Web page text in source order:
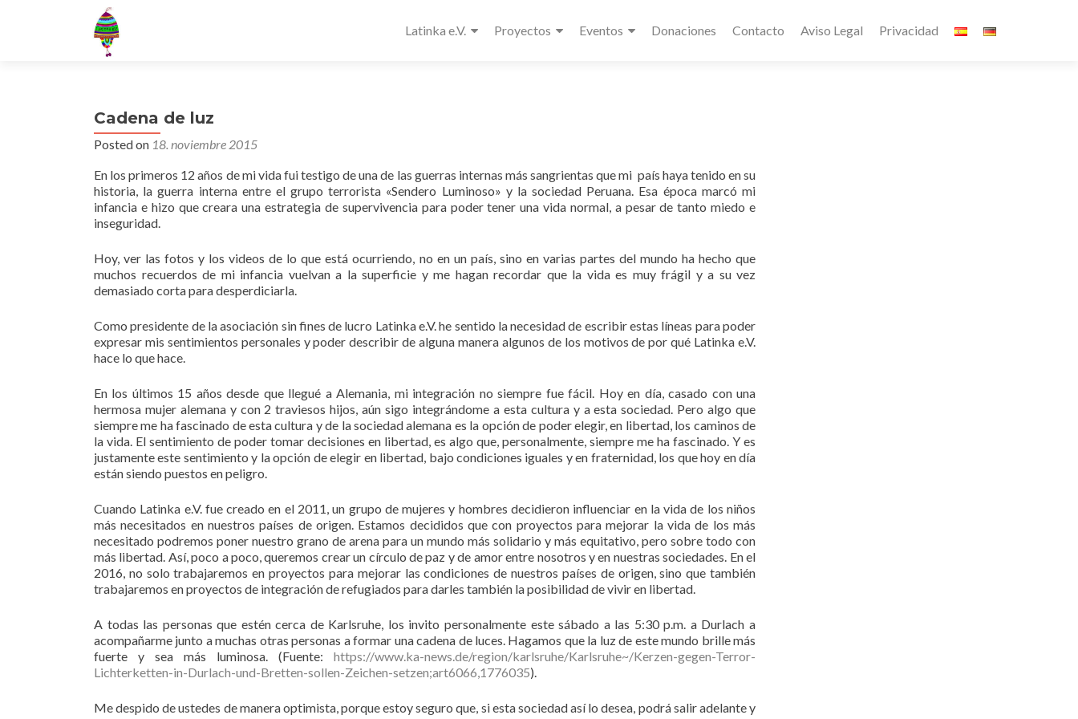
Latinka e.V. Proyectos Eventos Donaciones Contacto Aviso Legal Privacidad
Cadena de luz
Posted on 18. noviembre 2015
En los primeros 12 años de mi vida fui testigo de una de las guerras internas más sangrientas que mi país haya tenido en su
historia, la guerra interna entre el grupo terrorista «Sendero Luminoso» y la sociedad Peruana. Esa época marcó mi
infancia e hizo que creara una estrategia de supervivencia para poder tener una vida normal, a pesar de tanto miedo e
inseguridad.
Hoy, ver las fotos y los videos de lo que está ocurriendo, no en un país, sino en varias partes del mundo ha hecho que
muchos recuerdos de mi infancia vuelvan a la superficie y me hagan recordar que la vida es muy frágil y a su vez
demasiado corta para desperdiciarla.
Como presidente de la asociación sin fines de lucro Latinka e.V. he sentido la necesidad de escribir estas líneas para poder
expresar mis sentimientos personales y poder describir de alguna manera algunos de los motivos de por qué Latinka e.V.
hace lo que hace.
En los últimos 15 años desde que llegué a Alemania, mi integración no siempre fue fácil. Hoy en día, casado con una
hermosa mujer alemana y con 2 traviesos hijos, aún sigo integrándome a esta cultura y a esta sociedad. Pero algo que
siempre me ha fascinado de esta cultura y de la sociedad alemana es la opción de poder elegir, en libertad, los caminos de
la vida. El sentimiento de poder tomar decisiones en libertad, es algo que, personalmente, siempre me ha fascinado. Y es
justamente este sentimiento y la opción de elegir en libertad, bajo condiciones iguales y en fraternidad, los que hoy en día
están siendo puestos en peligro.
Cuando Latinka e.V. fue creado en el 2011, un grupo de mujeres y hombres decidieron influenciar en la vida de los niños
más necesitados en nuestros países de origen. Estamos decididos que con proyectos para mejorar la vida de los más
necesitado podremos poner nuestro grano de arena para un mundo más solidario y más equitativo, pero sobre todo con
más libertad. Así, poco a poco, queremos crear un círculo de paz y de amor entre nosotros y en nuestras sociedades. En el
2016, no solo trabajaremos en proyectos para mejorar las condiciones de nuestros países de origen, sino que también
trabajaremos en proyectos de integración de refugiados para darles también la posibilidad de vivir en libertad.
A todas las personas que estén cerca de Karlsruhe, los invito personalmente este sábado a las 5:30 p.m. a Durlach a
acompañarme junto a muchas otras personas a formar una cadena de luces. Hagamos que la luz de este mundo brille más
fuerte y sea más luminosa. (Fuente: https://www.ka-news.de/region/karlsruhe/Karlsruhe~/Kerzen-gegen-Terror-
Lichterketten-in-Durlach-und-Bretten-sollen-Zeichen-setzen;art6066,1776035).
Me despido de ustedes de manera optimista, porque estoy seguro que, si esta sociedad así lo desea, podrá salir adelante y